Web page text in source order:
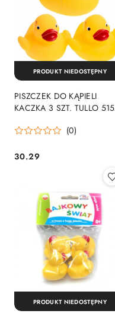
PISZCZEK DO KĄPIELI
KACZKA 3 SZT. TULLO 515
(0)
Cena:
30.29
PRODUKT NIEDOSTĘPNY
PRODUKT NIEDOSTĘPNY